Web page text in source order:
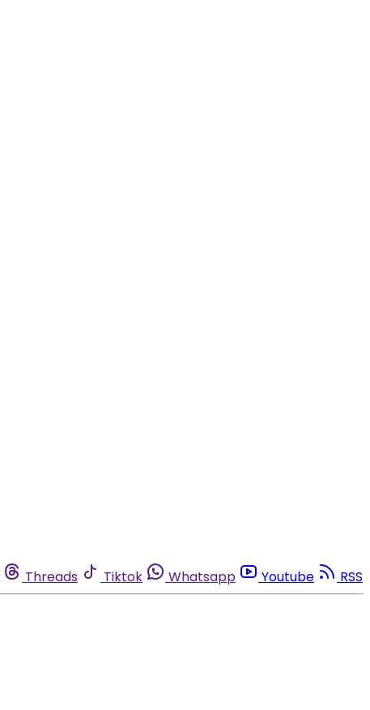
Threads Tiktok Whatsapp Youtube RSS